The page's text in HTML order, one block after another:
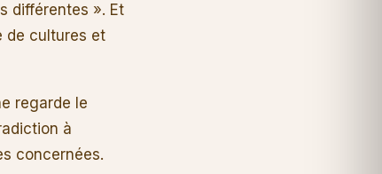
différentes ». Et
de cultures et
regarde le
à
concernées.